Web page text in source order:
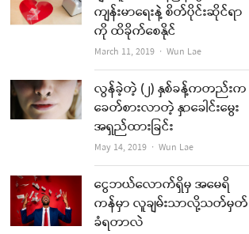
ကျန်းမာရေးနဲ့ စိတ်ပိုင်းဆိုင်ရာ
ကို ထိခိုက်စေနိုင်
March 11, 2019 Author
Wun Lae
လွန်ခဲ့တဲ့ (၂) နှစ်ခန့်ကတည်းက
ခေတ်စားလာတဲ့ နှာခေါင်းမွေး
အရှည်ထားခြင်း
May 14, 2019 Author
Wun Lae
ငွေဘယ်လောက်ရှိမှ အမေရိ
ကန်မှာ လူချမ်းသာလို့သတ်မှတ်
ခံရတာလဲ